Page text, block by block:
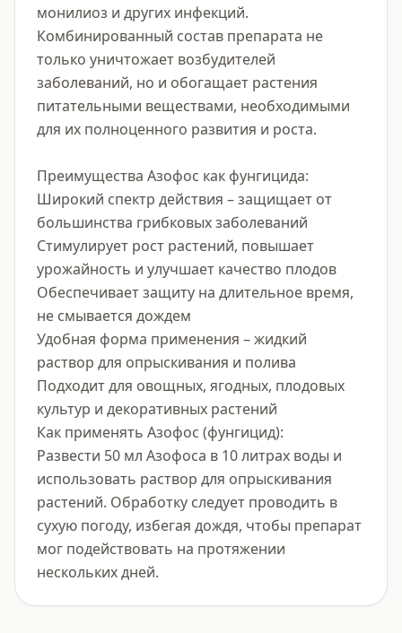
монилиоз и других инфекций.
Комбинированный состав препарата не
только уничтожает возбудителей
заболеваний, но и обогащает растения
питательными веществами, необходимыми
для их полноценного развития и роста.
Преимущества Азофос как фунгицида:
Широкий спектр действия – защищает от
большинства грибковых заболеваний
Стимулирует рост растений, повышает
урожайность и улучшает качество плодов
Обеспечивает защиту на длительное время,
не смывается дождем
Удобная форма применения – жидкий
раствор для опрыскивания и полива
Подходит для овощных, ягодных, плодовых
культур и декоративных растений
Как применять Азофос (фунгицид):
Развести 50 мл Азофоса в 10 литрах воды и
использовать раствор для опрыскивания
растений. Обработку следует проводить в
сухую погоду, избегая дождя, чтобы препарат
мог подействовать на протяжении
нескольких дней.